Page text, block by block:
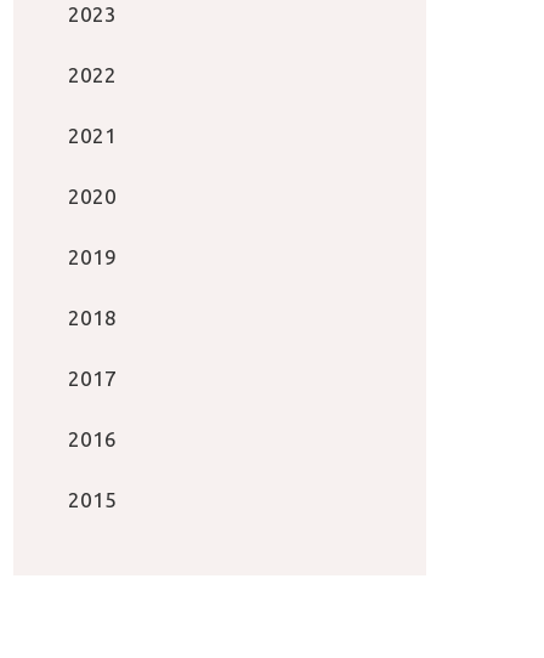
2023
2022
2021
2020
2019
2018
2017
2016
2015